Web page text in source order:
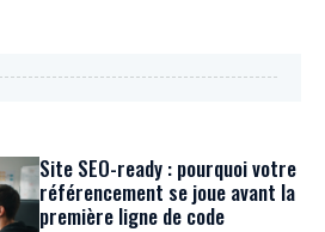
Site SEO-ready : pourquoi votre
référencement se joue avant la
première ligne de code